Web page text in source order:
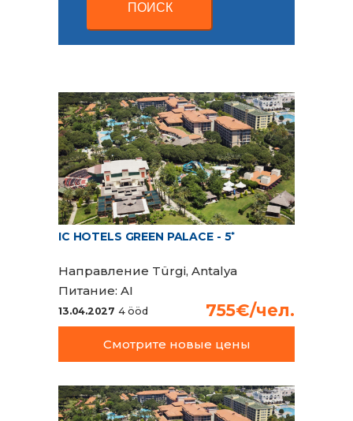
ПОИСК
IC HOTELS GREEN PALACE - 5*
Направление Türgi, Antalya
Питание: AI
13.04.2027 4 ööd 755€/чел.
Смотрите новые цены